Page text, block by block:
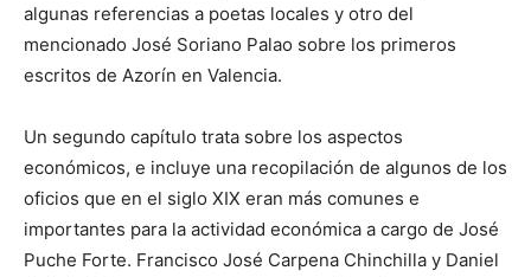
algunas referencias a poetas locales y otro del
mencionado José Soriano Palao sobre los primeros
escritos de Azorín en Valencia.
Un segundo capítulo trata sobre los aspectos
económicos, e incluye una recopilación de algunos de los
oficios que en el siglo XIX eran más comunes e
importantes para la actividad económica a cargo de José
Puche Forte. Francisco José Carpena Chinchilla y Daniel